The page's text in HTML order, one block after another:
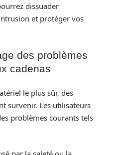
dissuader
et protéger vos
des problèmes
cadenas
le plus sûr, des
survenir. Les utilisateurs
problèmes courants tels